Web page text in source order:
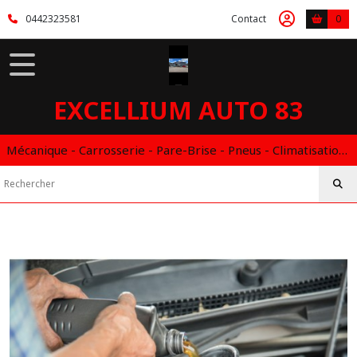
0442323581 Contact 0
EXCELLIUM AUTO 83
Mécanique - Carrosserie - Pare-Brise - Pneus - Climatisation - Entretien - Vidange Boite Auto - Boitier éthanol
Fermer
FILTRES
ENTRETIEN
&
VIDANGE
(3)
CHANGEMENT
DU
LOCKEED